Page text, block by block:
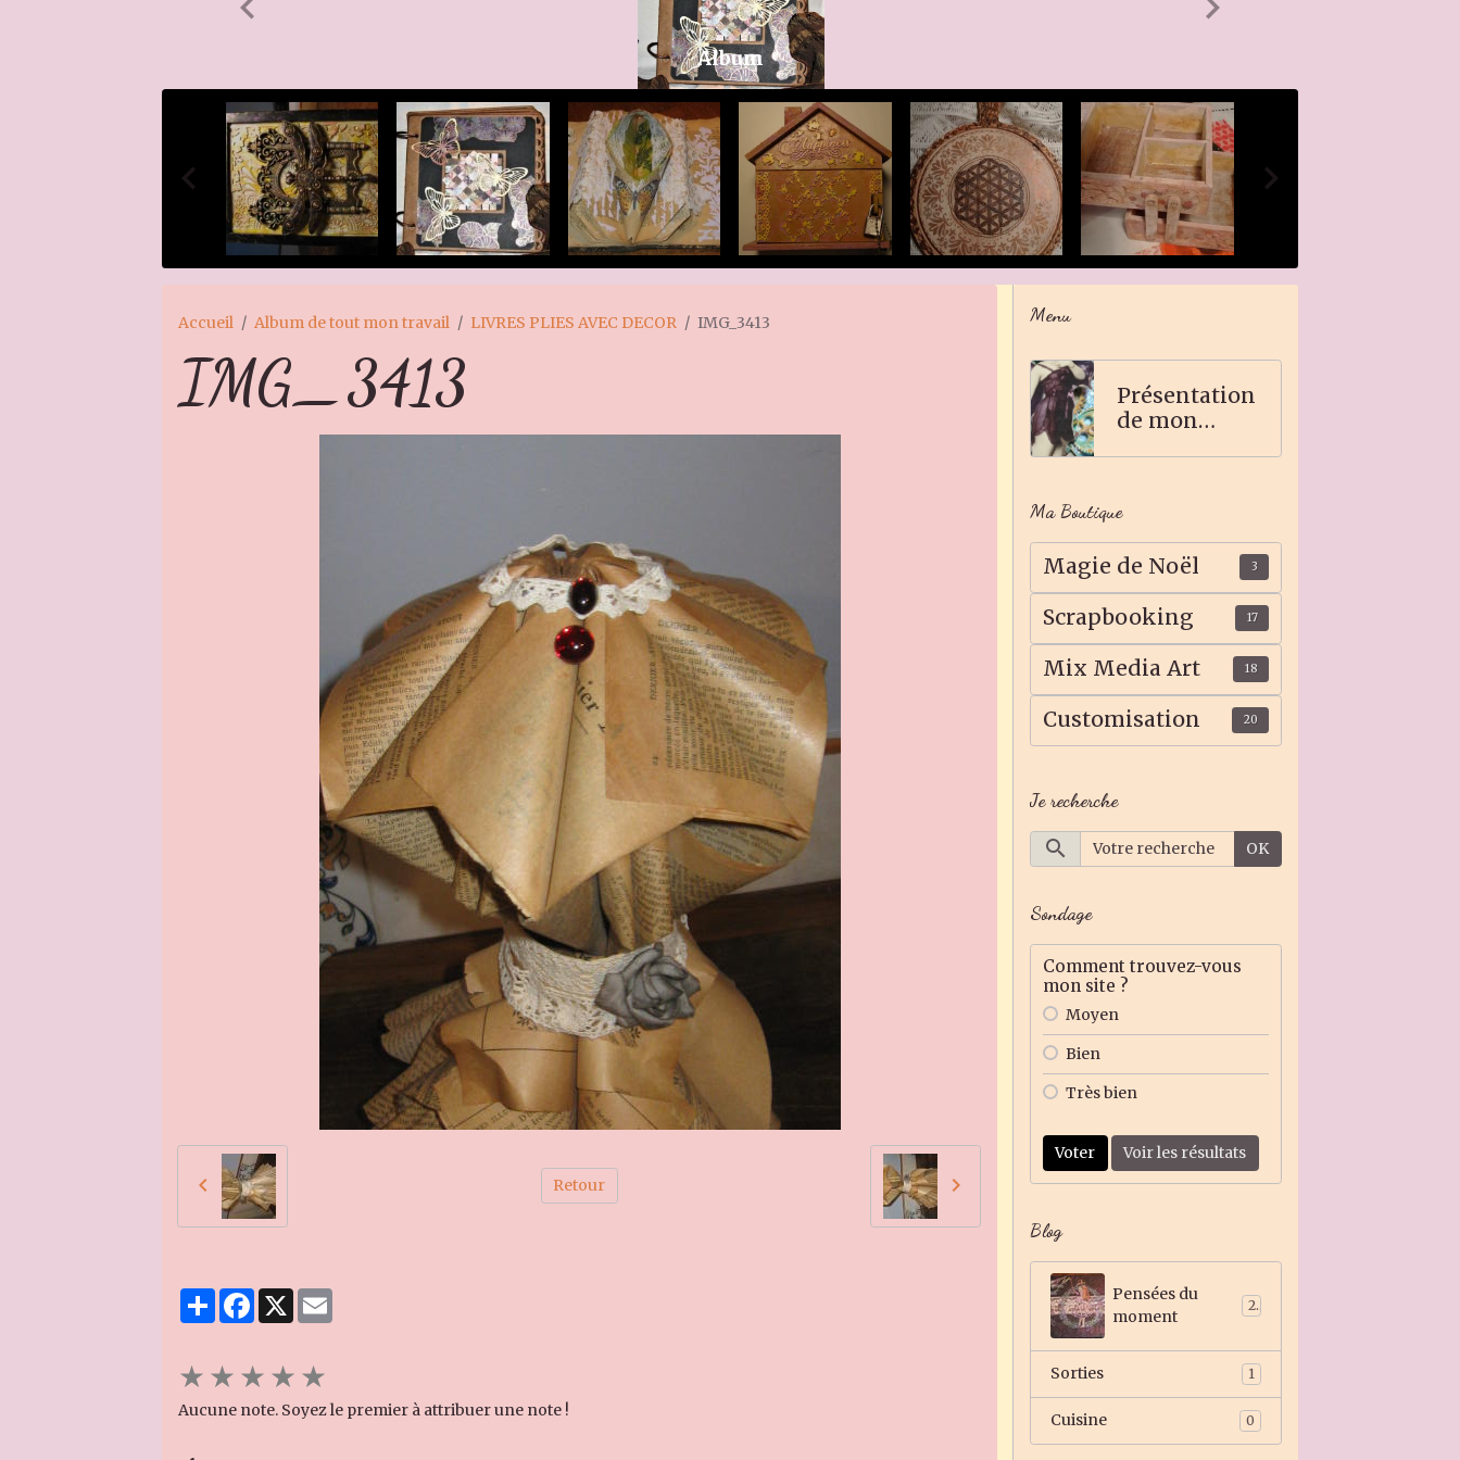
Album
Accueil Album de tout mon travail LIVRES PLIES AVEC DECOR IMG_3413
IMG_3413
Retour
PartagerFacebook
X
★★★★★
Aucune note. Soyez le premier à attribuer une note !
Menu
Présentation
de mon
Ma Boutique
Magie de Noël 3
Scrapbooking 17
Mix Media Art 18
Customisation 20
Je recherche
OK
Sondage
Comment trouvez-vous
mon site ?
Moyen
Bien
Très bien
Voter Voir les résultats
Blog
Pensées du
moment
2
Sorties 1
Cuisine 0